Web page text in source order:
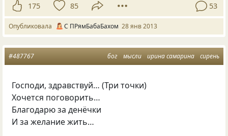
175 85 53
Опубликовала С ПРямБабаБахом 28 янв 2013
бог мысли ирина самарина сирень
#487767
Господи, здравствуй… (Три точки)
Хочется поговорить…
Благодарю за денёчки
И за желание жить…